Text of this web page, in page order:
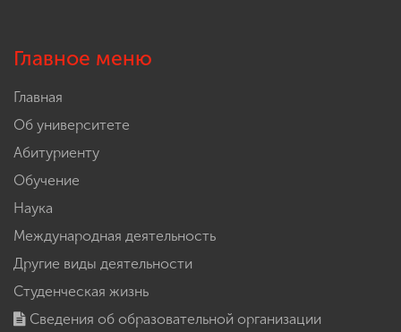
Главное меню
Главная
Об университете
Абитуриенту
Обучение
Наука
Международная деятельность
Другие виды деятельности
Студенческая жизнь
Сведения об образовательной организации